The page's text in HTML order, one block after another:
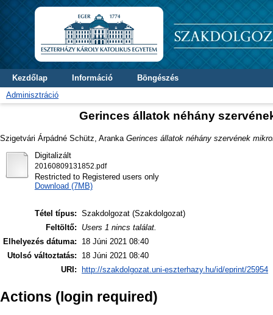
Kezdőlap Információ
Böngészés
Adminisztráció
Gerinces állatok néhány
Szigetvári Árpádné Schütz, Aranka Gerinces állatok néhány szervének
Digitalizált
20160809131852.pdf
Restricted to Registered users only
Download (7MB)
Tétel típus: Szakdolgozat (Szakdolgozat)
Feltöltő:
Users 1 nincs találat.
Elhelyezés dátuma:
18 Júni 2021 08:40
Utolsó változtatás:
18 Júni 2021 08:40
URI:
http://szakdolgozat.uni-eszterhazy.hu/id/eprint/25954
Actions (login required)